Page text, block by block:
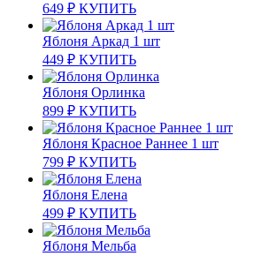
649 ₽ КУПИТЬ
Яблоня Аркад 1 шт
449 ₽ КУПИТЬ
Яблоня Орлинка
899 ₽ КУПИТЬ
Яблоня Красное Раннее 1 шт
799 ₽ КУПИТЬ
Яблоня Елена
499 ₽ КУПИТЬ
Яблоня Мельба